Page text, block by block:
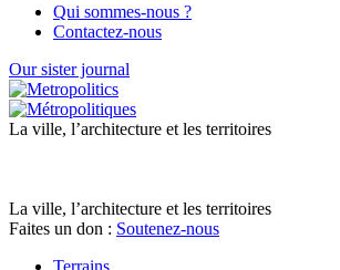
Qui sommes-nous ?
Contactez-nous
Our sister journal
La ville, l’architecture et les territoires
La ville, l’architecture et les territoires
Faites un don : Soutenez-nous
Terrains